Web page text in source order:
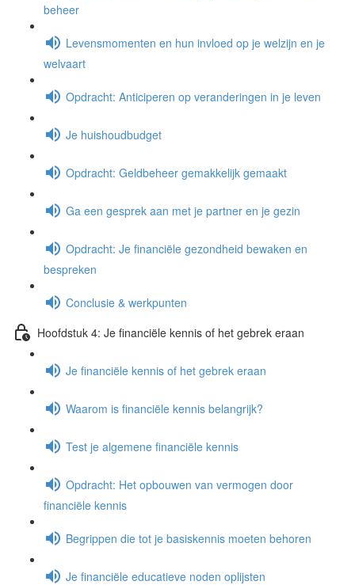
beheer
Levensmomenten en hun invloed op je welzijn en je
welvaart
Opdracht: Anticiperen op veranderingen in je leven
Je huishoudbudget
Opdracht: Geldbeheer gemakkelijk gemaakt
Ga een gesprek aan met je partner en je gezin
Opdracht: Je financiële gezondheid bewaken en
bespreken
Conclusie & werkpunten
Hoofdstuk 4: Je financiële kennis of het gebrek eraan
Je financiële kennis of het gebrek eraan
Waarom is financiële kennis belangrijk?
Test je algemene financiële kennis
Opdracht: Het opbouwen van vermogen door
financiële kennis
Begrippen die tot je basiskennis moeten behoren
Je financiële educatieve noden oplijsten